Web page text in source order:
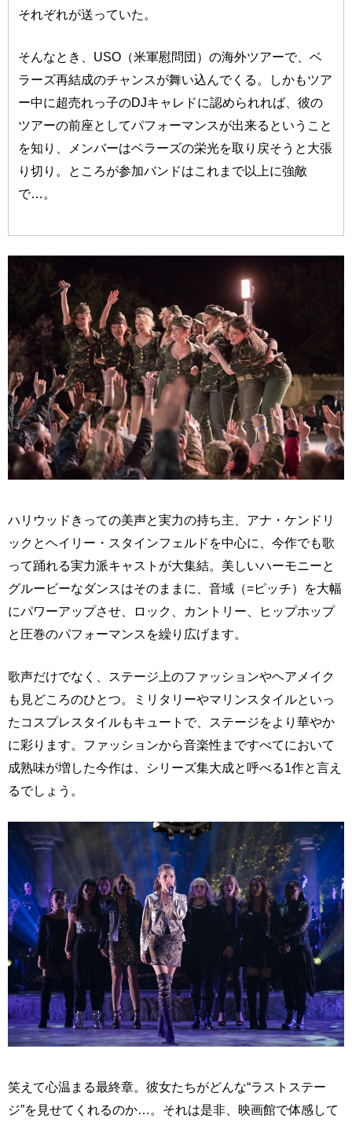
それぞれが送っていた。
そんなとき、USO（米軍慰問団）の海外ツアーで、ベ
ラーズ再結成のチャンスが舞い込んでくる。しかもツア
ー中に超売れっ子のDJキャレドに認められれば、彼の
ツアーの前座としてパフォーマンスが出来るということ
を知り、メンバーはベラーズの栄光を取り戻そうと大張
り切り。ところが参加バンドはこれまで以上に強敵
で…。
ハリウッドきっての美声と実力の持ち主、アナ・ケンドリ
ックとヘイリー・スタインフェルドを中心に、今作でも歌
って踊れる実力派キャストが大集結。美しいハーモニーと
グルービーなダンスはそのままに、音域（=ピッチ）を大幅
にパワーアップさせ、ロック、カントリー、ヒップホップ
と圧巻のパフォーマンスを繰り広げます。
歌声だけでなく、ステージ上のファッションやヘアメイク
も見どころのひとつ。ミリタリーやマリンスタイルといっ
たコスプレスタイルもキュートで、ステージをより華やか
に彩ります。ファッションから音楽性まですべてにおいて
成熟味が増した今作は、シリーズ集大成と呼べる1作と言え
るでしょう。
笑えて心温まる最終章。彼女たちがどんな“ラストステー
ジ”を見せてくれるのか…。それは是非、映画館で体感して